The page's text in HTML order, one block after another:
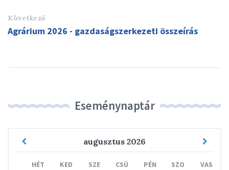
Következő
Agrárium 2026 - gazdaságszerkezeti összeírás
Eseménynaptár
augusztus 2026
Previous
HÉT KED SZE CSÜ PÉN SZO VAS